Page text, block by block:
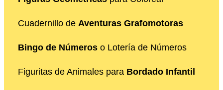
Cuadernillo de Aventuras Grafomotoras
Bingo de Números o Lotería de Números
Figuritas de Animales para Bordado Infantil